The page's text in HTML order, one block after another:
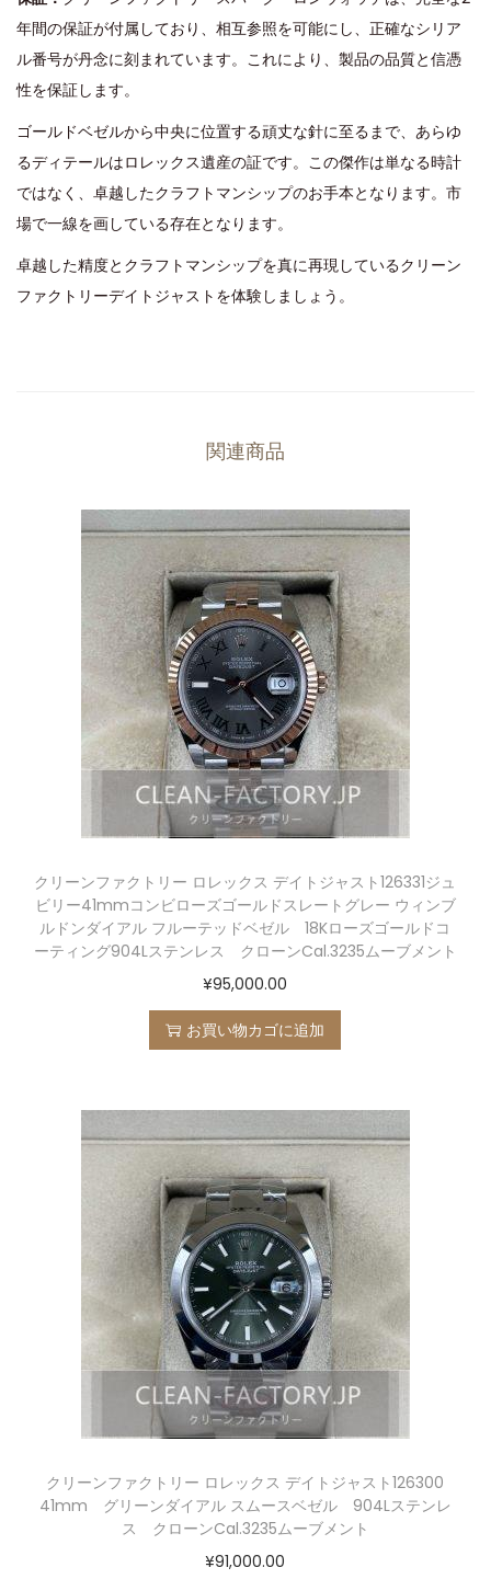
年間の保証が付属しており、相互参照を可能にし、正確なシリア
ル番号が丹念に刻まれています。これにより、製品の品質と信憑
性を保証します。
ゴールドベゼルから中央に位置する頑丈な針に至るまで、あらゆ
るディテールはロレックス遺産の証です。この傑作は単なる時計
ではなく、卓越したクラフトマンシップのお手本となります。市
場で一線を画している存在となります。
卓越した精度とクラフトマンシップを真に再現しているクリーン
ファクトリーデイトジャストを体験しましょう。
関連商品
クリーンファクトリー ロレックス デイトジャスト126331ジュ
ビリー41mmコンビローズゴールドスレートグレー ウィンブ
ルドンダイアル フルーテッドベゼル 18Kローズゴールドコ
ーティング904Lステンレス クローンCal.3235ムーブメント
¥95,000.00
お買い物カゴに追加
クリーンファクトリー ロレックス デイトジャスト126300
41mm グリーンダイアル スムースベゼル 904Lステンレ
ス クローンCal.3235ムーブメント
¥91,000.00